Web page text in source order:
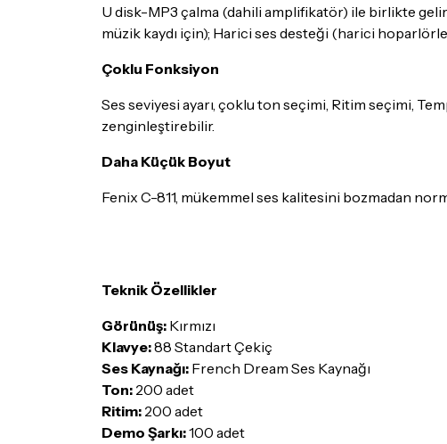
U disk-MP3 çalma (dahili amplifikatör) ile birlikte
müzik kaydı için); Harici ses desteği (harici
Çoklu Fonksiyon
Ses seviyesi ayarı, çoklu ton seçimi, Ritim seçimi,
zenginleştirebilir.
Daha Küçük Boyut
Fenix C-811, mükemmel ses kalitesini bozmadan
Teknik Özellikler
Görünüş: Kırmızı
Klavye:88 Standart Çekiç
Ses Kaynağı: French Dream Ses Kaynağı
Ton: 200 adet
Ritim: 200 adet
Demo Şarkı:100 adet